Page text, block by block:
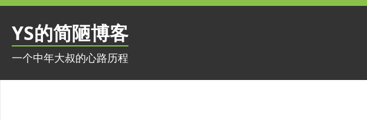
跳
YS的简陋博客
一个中年大叔的心路历程